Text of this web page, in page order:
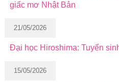
giấc mơ Nhật Bản
21/05/2026
Đại học Hiroshima: Tuyển
15/05/2026